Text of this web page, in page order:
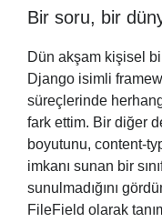
Bir soru, bir
Dün akşam kişisel
Django isimli
süreçlerinde
fark ettim. Bir diğer
boyutunu, content-
imkanı sunan bir
sunulmadığını
FileField olarak